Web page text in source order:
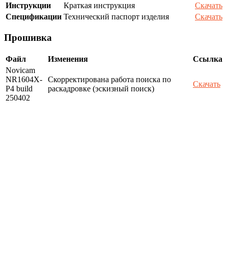
Инструкции Краткая инструкция
Скачать
Спецификации Технический паспорт изделия Скачать
Прошивка
Файл Изменения
Ссылка
Novicam
NR1604X-
P4 build
250402
Скорректирована работа поиска по
раскадровке (эскизный поиск)
Скачать